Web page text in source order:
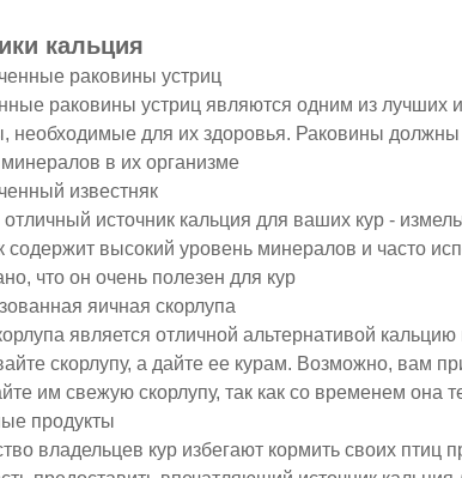
кальция
раковины устриц
раковины устриц являются одним из лучших
необходимые для их здоровья. Раковины
в их организме
известняк
источник кальция для ваших кур -
содержит высокий уровень минералов и часто
что он очень полезен для кур
яичная скорлупа
является отличной альтернативой
скорлупу, а дайте ее курам. Возможно, вам
им свежую скорлупу, так как со временем она
продукты
владельцев кур избегают кормить своих